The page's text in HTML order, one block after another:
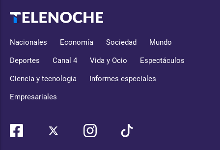
Nacionales Economía Sociedad Mundo
Deportes Canal 4 Vida y Ocio Espectáculos
Ciencia y tecnología Informes especiales
Empresariales